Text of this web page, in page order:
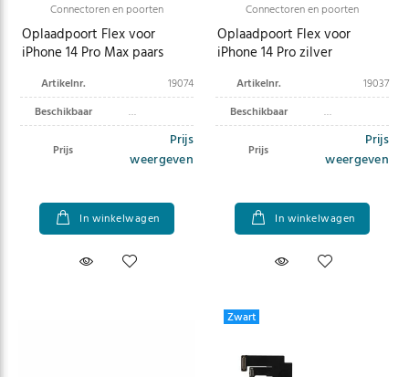
Connectoren en poorten
Oplaadpoort Flex voor
iPhone 14 Pro Max paars
Artikelnr.
19074
Beschikbaar
Prijs
Prijs
weergeven
In winkelwagen
Connectoren en poorten
Oplaadpoort Flex voor
iPhone 14 Pro zilver
Artikelnr.
19037
Beschikbaar
Prijs
Prijs
weergeven
In winkelwagen
Zwart